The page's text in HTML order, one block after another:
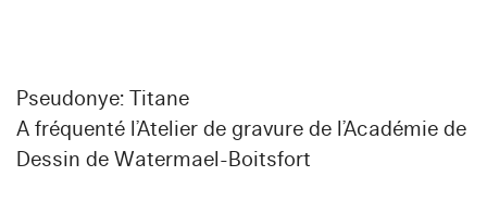
Pseudonye: Titane
A fréquenté l’Atelier de gravure de l’Académie de
Dessin de Watermael-Boitsfort